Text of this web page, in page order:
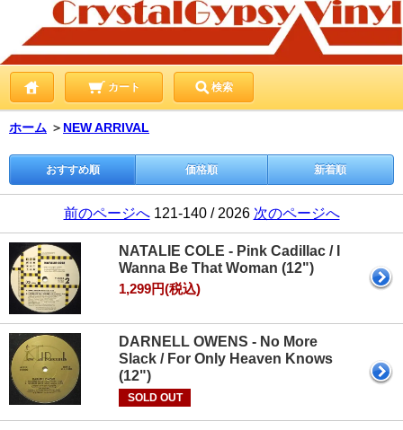
カート 検索
ホーム ＞ NEW ARRIVAL
おすすめ順 価格順 新着順
前のページへ121-140 / 2026 次のページへ
NATALIE COLE - Pink Cadillac / I
Wanna Be That Woman (12")
1,299円(税込)
DARNELL OWENS - No More
Slack / For Only Heaven Knows
(12")
SOLD OUT